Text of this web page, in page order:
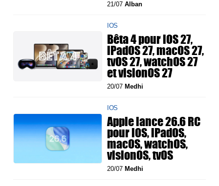
21/07Alban
IOS
Bêta 4 pour iOS 27,
iPadOS 27, macOS 27,
tvOS 27, watchOS 27
et visionOS 27
20/07 Medhi
IOS
Apple lance 26.6 RC
pour iOS, iPadOS,
macOS, watchOS,
visionOS, tvOS
20/07 Medhi